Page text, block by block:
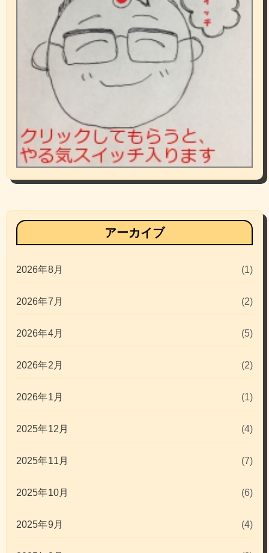
アーカイブ
2026年8月 (1)
2026年7月 (2)
2026年4月 (5)
2026年2月 (2)
2026年1月 (1)
2025年12月 (4)
2025年11月 (7)
2025年10月 (6)
2025年9月 (4)